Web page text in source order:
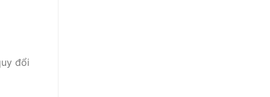
đổi